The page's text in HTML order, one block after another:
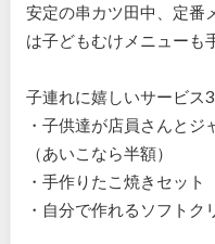
安定の串カツ田中、定番
は子どもむけメニューも
子連れに嬉しいサービス
・子供達が店員さんと
（あいこなら半額）
・手作りたこ焼きセット
・自分で作れるソフトク